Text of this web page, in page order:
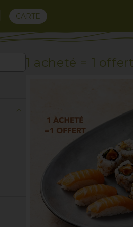
CARTE
keyboard_arrow_up
1 acheté = 1